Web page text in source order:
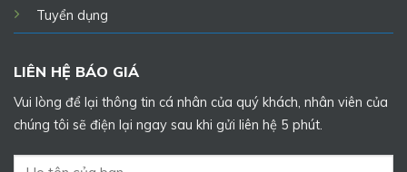
Tuyển dụng
LIÊN HỆ BÁO GIÁ
Vui lòng để lại thông tin cá nhân của quý khách, nhân viên của
chúng tôi sẽ điện lại ngay sau khi gửi liên hệ 5 phút.